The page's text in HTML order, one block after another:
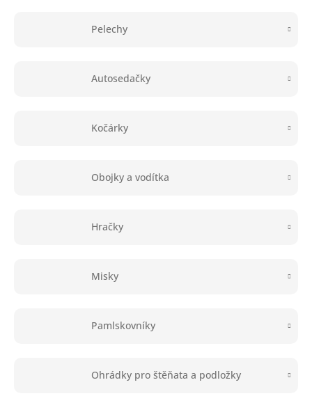
Pelechy
Autosedačky
Kočárky
Obojky a vodítka
Hračky
Misky
Pamlskovníky
Ohrádky pro štěňata a podložky